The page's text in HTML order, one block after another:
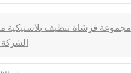
مجموعة فرشاة تنظيف بلاستيكية